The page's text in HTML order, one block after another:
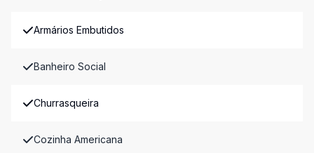
Armários Embutidos
Banheiro Social
Churrasqueira
Cozinha Americana